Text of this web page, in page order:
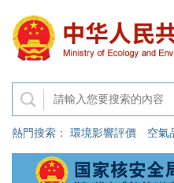
熱門搜索： 環境影響評價 空氣